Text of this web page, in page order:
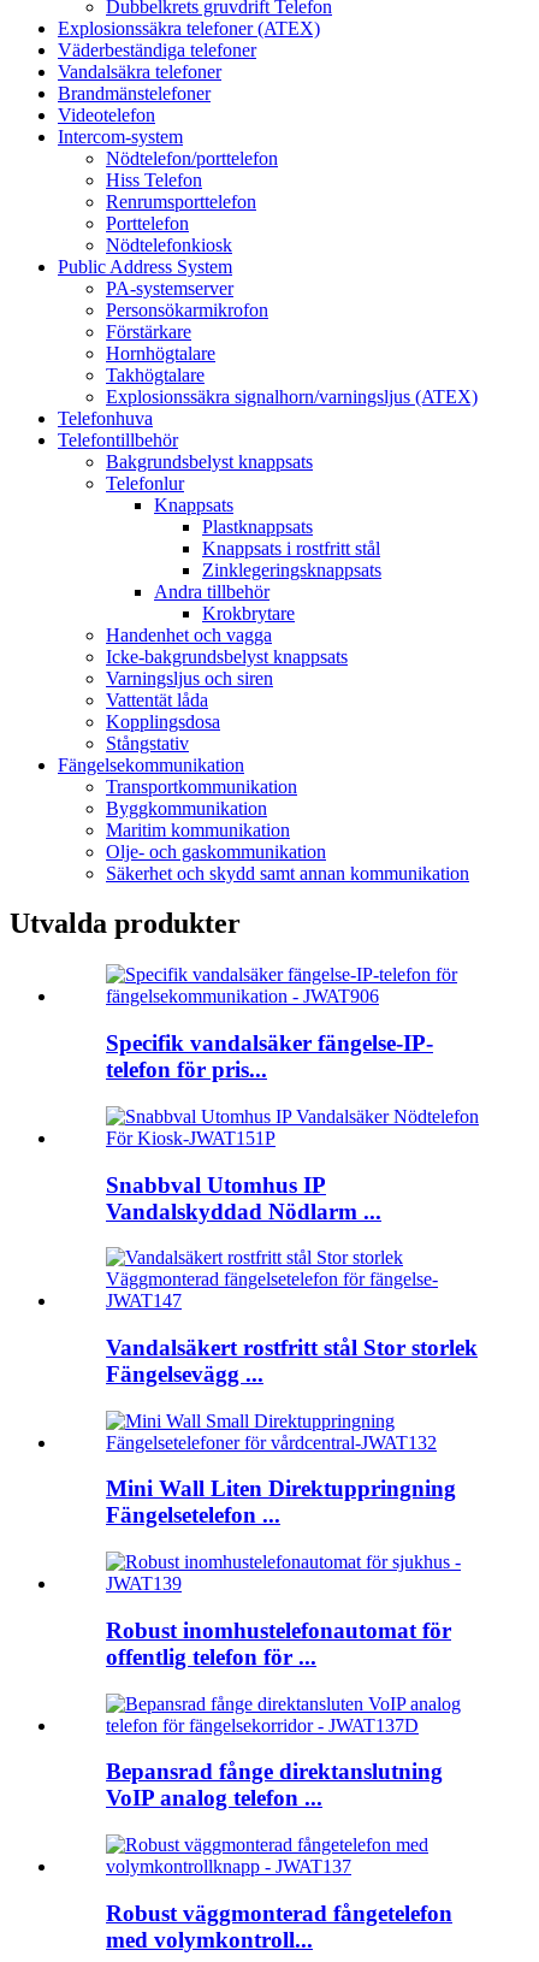
Dubbelkrets gruvdrift Telefon
Explosionssäkra telefoner (ATEX)
Väderbeständiga telefoner
Vandalsäkra telefoner
Brandmänstelefoner
Videotelefon
Intercom-system
Nödtelefon/porttelefon
Hiss Telefon
Renrumsporttelefon
Porttelefon
Nödtelefonkiosk
Public Address System
PA-systemserver
Personsökarmikrofon
Förstärkare
Hornhögtalare
Takhögtalare
Explosionssäkra signalhorn/varningsljus (ATEX)
Telefonhuva
Telefontillbehör
Bakgrundsbelyst knappsats
Telefonlur
Knappsats
Plastknappsats
Knappsats i rostfritt stål
Zinklegeringsknappsats
Andra tillbehör
Krokbrytare
Handenhet och vagga
Icke-bakgrundsbelyst knappsats
Varningsljus och siren
Vattentät låda
Kopplingsdosa
Stångstativ
Fängelsekommunikation
Transportkommunikation
Byggkommunikation
Maritim kommunikation
Olje- och gaskommunikation
Säkerhet och skydd samt annan kommunikation
Utvalda produkter
Specifik vandalsäker fängelse-IP-
telefon för pris...
Snabbval Utomhus IP
Vandalskyddad Nödlarm ...
Vandalsäkert rostfritt stål Stor storlek
Fängelsevägg ...
Mini Wall Liten Direktuppringning
Fängelsetelefon ...
Robust inomhustelefonautomat för
offentlig telefon för ...
Bepansrad fånge direktanslutning
VoIP analog telefon ...
Robust väggmonterad fångetelefon
med volymkontroll...